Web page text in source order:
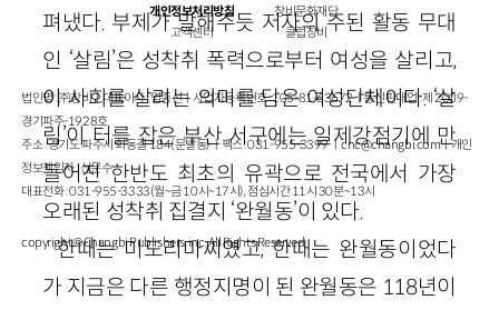
펴냈다. 부제가 말해주듯 저자의 주된 활동 무대
인 ‘살림’은 성착취 폭력으로부터 여성을 살리고,
이 사회를 살리는 의미를 담은 여성단체이다. ‘살
림’이 터를 잡은 부산 서구에는 일제강점기에 만
들어진 한반도 최초의 유곽으로 전국에서 가장
오래된 성착취 집결지 ‘완월동’이 있다.
한때는 미도리마찌였고, 한때는 완월동이었다
가 지금은 다른 행정지명이 된 완월동은 118년이
개인정보처리방침
고객센터
창비문화재단
클럽창비
법인명 : ㈜창비ㅣ대표이사 : 염종선ㅣ사업자등록번호 : 105-81-63672ㅣ통신판매업 : 제 2009-
경기파주-1928호
주소 : 경기도 파주시 회동길 184(문발동)ㅣ팩스 : 031-955-3399 ㅣcnc@changbi.comㅣ개인
정보책임자 : 신문수
대표전화 : 031-955-3333(월~금 10시~17시), 점심시간 11시 30분~13시
copyright © Changbi Publishers, inc. All Rights Reserved.